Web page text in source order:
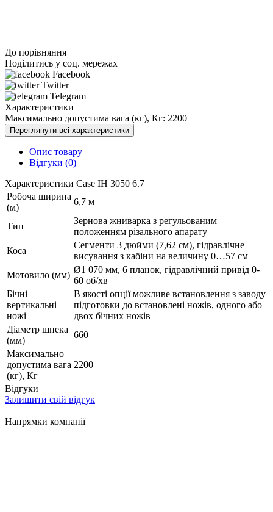
До порівняння
Поділитись у соц. мережах
Facebook
Twitter
Telegram
Характеристики
Максимально допустима вага (кг), Кг: 2200
Переглянути всі характеристики
Опис товару
Відгуки (0)
Характеристики Case IH 3050 6.7
Робоча ширина
(м)
6,7 м
Тип
Зернова жниварка з регульованим
положенням різального апарату
Коса
Сегменти 3 дюйми (7,62 см), гідравлічне
висування з кабіни на величину 0…57 см
Мотовило (мм)
Ø1 070 мм, 6 планок, гідравлічний привід 0-
60 об/хв
Бічні
вертикальні
ножі
В якості опції можливе встановлення з заводу
підготовки до встановлені ножів, одного або
двох бічних ножів
Діаметр шнека
(мм)
660
Максимально
допустима вага
(кг), Кг
2200
Відгуки
Залишити свій відгук
Напрямки компанії